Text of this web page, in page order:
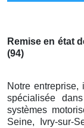
Remise en état
(94)
Notre
spécialisée
systèmes
Seine, Ivry-sur-